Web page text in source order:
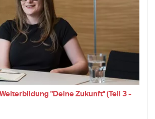
"Deine Zukunft" (Teil 3 -